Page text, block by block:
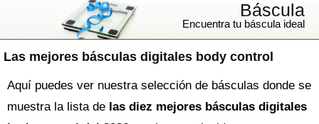
Las mejores básculas digitales body control
Báscula
Encuentra tu báscula ideal
Aquí puedes ver nuestra selección de básculas donde se
muestra la lista de las diez mejores básculas digitales